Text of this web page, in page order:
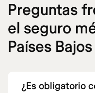
Preguntas
el seguro
Países Bajos
¿Es obligatorio